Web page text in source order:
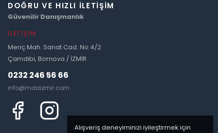
Alışveriş deneyiminizi iyileştirmek için
DOĞRU VE HIZLI İLETIŞIM
Güvenilir Danışmanlık
İLETIŞIM
Meriç Mah. Sanat Cad. No:4/2
Çamdibi, Bornova / İZMİR
0232 246 56 66
info@mdaizmir.com